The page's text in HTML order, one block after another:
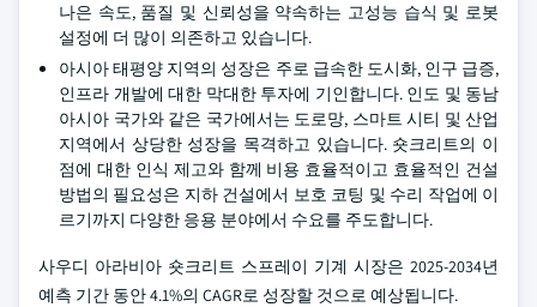
나은 속도, 품질 및 신뢰성을 약속하는 고성능 습식 및 로봇
설정에 더 많이 의존하고 있습니다.
아시아 태평양 지역의 성장은 주로 급속한 도시화, 인구 급증,
인프라 개발에 대한 막대한 투자에 기인합니다. 인도 및 동남
아시아 국가와 같은 국가에서는 도로망, 스마트 시티 및 산업
지역에서 상당한 성장을 목격하고 있습니다. 숏크리트의 이
점에 대한 인식 제고와 함께 비용 효율적이고 효율적인 건설
방법의 필요성은 지하 건설에서 보호 코팅 및 수리 작업에 이
르기까지 다양한 응용 분야에서 수요를 주도합니다.
사우디 아라비아 숏크리트 스프레이 기계 시장은 2025-2034년
예측 기간 동안 4.1%의 CAGR로 성장할 것으로 예상됩니다.